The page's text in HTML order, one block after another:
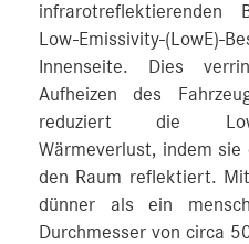
infrarotreflektierenden
Low-Emissivity-
Innenseite. Dies
Aufheizen des
reduziert die
Wärmeverlust, indem
den Raum reflektiert.
dünner als ein
Durchmesser von circa